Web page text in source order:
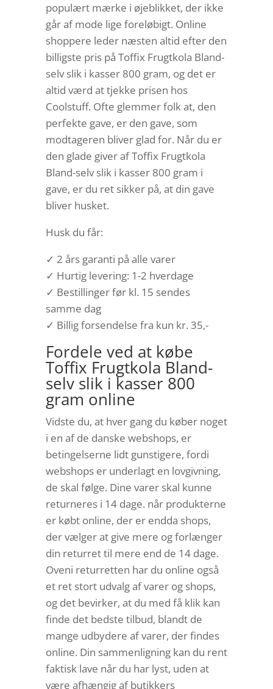
populært mærke i øjeblikket, der ikke
går af mode lige foreløbigt. Online
shoppere leder næsten altid efter den
billigste pris på Toffix Frugtkola Bland-
selv slik i kasser 800 gram, og det er
altid værd at tjekke prisen hos
Coolstuff. Ofte glemmer folk at, den
perfekte gave, er den gave, som
modtageren bliver glad for. Når du er
den glade giver af Toffix Frugtkola
Bland-selv slik i kasser 800 gram i
gave, er du ret sikker på, at din gave
bliver husket.
Husk du får:
✓ 2 års garanti på alle varer
✓ Hurtig levering: 1-2 hverdage
✓ Bestillinger før kl. 15 sendes
samme dag
✓ Billig forsendelse fra kun kr. 35,-
Fordele ved at købe
Toffix Frugtkola Bland-
selv slik i kasser 800
gram online
Vidste du, at hver gang du køber noget
i en af de danske webshops, er
betingelserne lidt gunstigere, fordi
webshops er underlagt en lovgivning,
de skal følge. Dine varer skal kunne
returneres i 14 dage. når produkterne
er købt online, der er endda shops,
der vælger at give mere og forlænger
din returret til mere end de 14 dage.
Oveni returretten har du online også
et ret stort udvalg af varer og shops,
og det bevirker, at du med få klik kan
finde det bedste tilbud, blandt de
mange udbydere af varer, der findes
online. Din sammenligning kan du rent
faktisk lave når du har lyst, uden at
være afhængig af butikkers